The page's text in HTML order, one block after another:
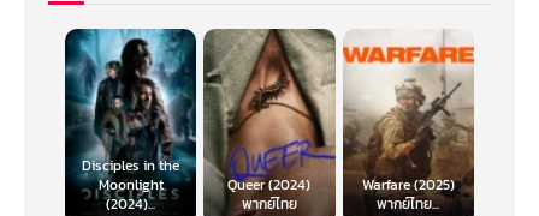
Disciples in the
Moonlight
(2024)...
Queer (2024)
พากย์ไทย
Warfare (2025)
พากย์ไทย...